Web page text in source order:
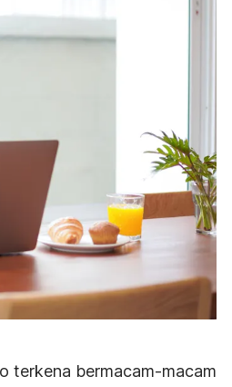
terkena bermacam-macam